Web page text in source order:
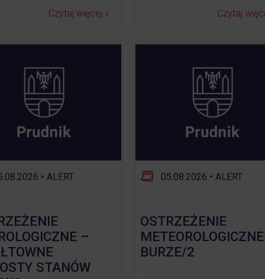
Czytaj więcej Czytaj
• ALERT
–
STANÓW
05.08.2026 • ALERT
OSTRZEŻENIE
BURZE/2